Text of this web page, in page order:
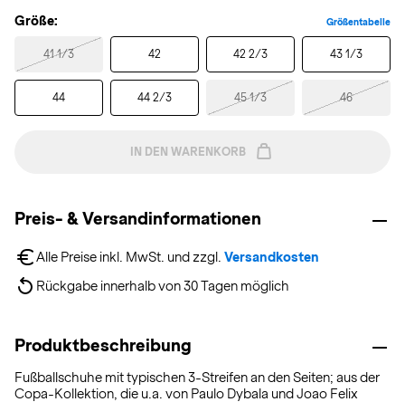
Größe: Größentabelle
41 1/3 42 42 2/3 43 1/3
44 44 2/3 45 1/3 46
IN DEN WARENKORB
Preis- & Versandinformationen
Alle Preise inkl. MwSt. und zzgl. Versandkosten
Rückgabe innerhalb von 30 Tagen möglich
Produktbeschreibung
Fußballschuhe mit typischen 3-Streifen an den Seiten; aus der
Copa-Kollektion, die u.a. von Paulo Dybala und Joao Felix